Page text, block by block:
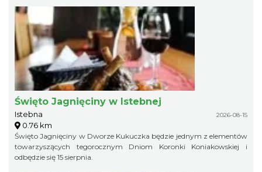
Święto Jagnięciny w Istebnej
Istebna 2026-08-15
0.76 km
Święto Jagnięciny w Dworze Kukuczka będzie jednym z elementów
towarzyszących tegorocznym Dniom Koronki Koniakowskiej i
odbędzie się 15 sierpnia.